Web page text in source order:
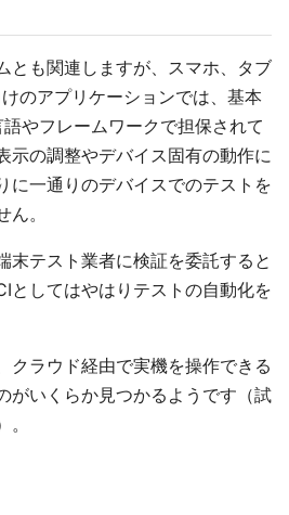
とも関連しますが、スマホ、タブ
のアプリケーションでは、基本
やフレームワークで担保されて
示の調整やデバイス固有の動作に
に一通りのデバイスでのテストを
。
末テスト業者に検証を委託すると
としてはやはりテストの自動化を
クラウド経由で実機を操作できる
がいくらか見つかるようです（試